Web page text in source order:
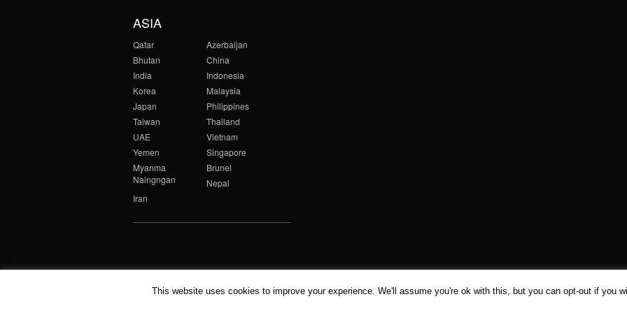
ASIA
Qatar
Azerbaijan
Bhutan
China
India
Indonesia
Korea
Malaysia
Japan
Philippines
Taiwan
Thailand
UAE
Vietnam
Yemen
Singapore
Myanma
Naingngan
Brunei
Nepal
Iran
This website uses cookies to improve your experience. We'll assume you're ok with this, but you can opt-out if you